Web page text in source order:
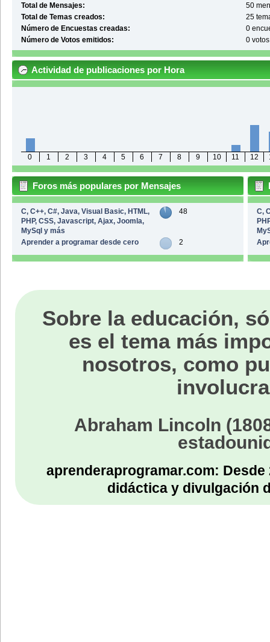
Total de Mensajes:
50
Total de Temas creados:
25
Número de Encuestas creadas:
0
Número de Votos emitidos:
0 votos
Actividad de publicaciones por Hora
0 1 2 3 4 5 6 7 8 9 10 11 12
Foros más populares por Mensajes
C, C++, C#, Java, Visual Basic, HTML,
PHP, CSS, Javascript, Ajax, Joomla,
MySql y más
48
Aprender a programar desde cero 2
C,
Sobre la educación,
es el tema más
nosotros, como
Abraham Lincoln
aprenderaprogramar.com:
didáctica y divulgación